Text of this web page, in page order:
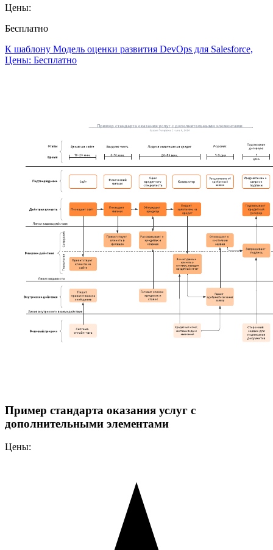
Цены:
Бесплатно
К шаблону Модель оценки развития DevOps для Salesforce,
Цены: Бесплатно
Пример стандарта оказания услуг с
дополнительными элементами
Цены: